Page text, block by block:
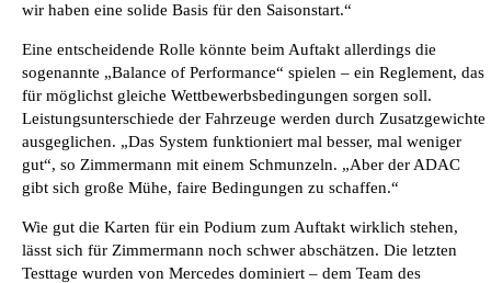
wir haben eine solide Basis für den Saisonstart.“
Eine entscheidende Rolle könnte beim Auftakt allerdings die
sogenannte „Balance of Performance“ spielen – ein Reglement, das
für möglichst gleiche Wettbewerbsbedingungen sorgen soll.
Leistungsunterschiede der Fahrzeuge werden durch Zusatzgewichte
ausgeglichen. „Das System funktioniert mal besser, mal weniger
gut“, so Zimmermann mit einem Schmunzeln. „Aber der ADAC
gibt sich große Mühe, faire Bedingungen zu schaffen.“
Wie gut die Karten für ein Podium zum Auftakt wirklich stehen,
lässt sich für Zimmermann noch schwer abschätzen. Die letzten
Testtage wurden von Mercedes dominiert – dem Team des